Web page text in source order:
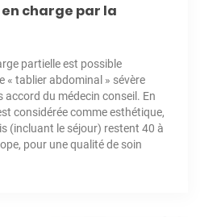
charge par la
partielle est possible
« tablier abdominal » sévère
du médecin conseil. En
considérée comme esthétique,
(incluant le séjour) restent 40 à
pour une qualité de soin